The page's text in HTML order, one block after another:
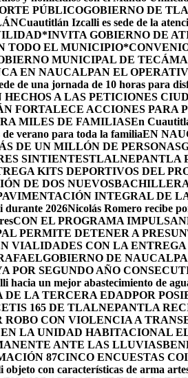
PÚBLICOGOBIERNO DE
Cuautitlán Izcalli es sede de la
*INVITA GOBIERNO DE
TODO EL MUNICIPIO*
MUNICIPAL DE
EN NAUCALPAN EL
de una jornada de 10 horas para
HECHOS A LAS PETICIONES
FORTALECE ACCIONES PARA
MILES DE FAMILIASEn
verano para toda la familiaEN
DE UN MILLÓN DE PERSONAS
SINTIENTESTLALNEPANTLA
KITS DEPORTIVOS DEL
DE DOS
INTEGRAL DE
durante 2026Nicolás Romero recibe
CON EL PROGRAMA
PERMITE DETENER A
VIALIDADES CON LA
GOBIERNO DE
POR SEGUNDO AÑO
hacia un mejor abastecimiento de
DE LA TERCERA EDADPOR
165 DE TLALNEPANTLA
CON VIOLENCIA A
LA UNIDAD HABITACIONAL
ANTE LAS LLUVIAS
87CINCO ENCUESTAS
con características de arma